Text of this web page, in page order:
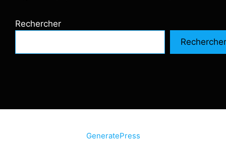
Rechercher
Rechercher
GeneratePress